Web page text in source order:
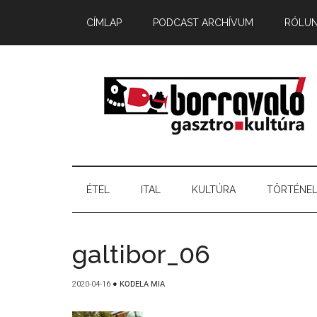
CÍMLAP PODCAST ARCHÍVUM
ÉTEL ITAL KULTÚRA
galtibor_06
2020-04-16 ● KODELA MIA